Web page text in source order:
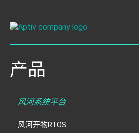
产品
风河系统平台
风河开物RTOS